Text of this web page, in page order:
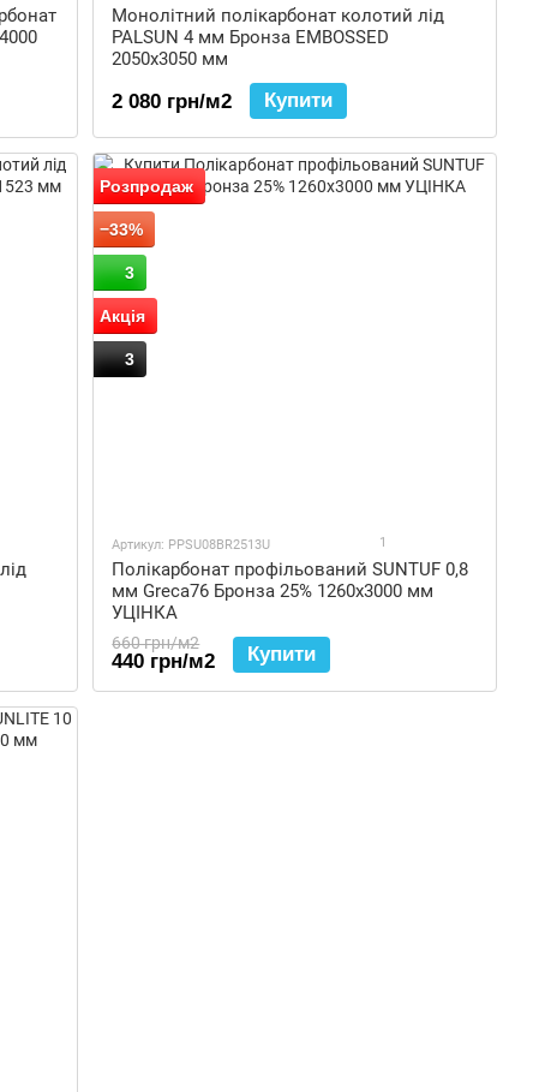
Монолітний полікарбонат колотий лід
PALSUN 4 мм Бронза EMBOSSED
2050x3050 мм
2 080 грн/м2 Купити
Розпродаж
−33%
3
Акція
3
Артикул: PPSU08BR2513U 1
Полікарбонат профільований SUNTUF 0,8
мм Greca76 Бронза 25% 1260x3000 мм
УЦІНКА
660 грн/м2
440 грн/м2 Купити